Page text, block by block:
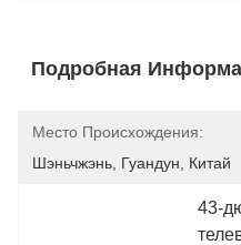
Подробная
Место Происхождения:
Шэньчжэнь, Гуандун, Китай
43-